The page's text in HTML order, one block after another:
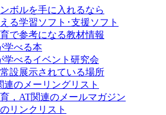
ボルを手に入れるなら
る学習ソフト･支援ソフト
で参考になる教材情報
学べる本
学べるイベント研究会
設展示されている場所
連のメーリングリスト
，AT関連のメールマガジン
リンクリスト